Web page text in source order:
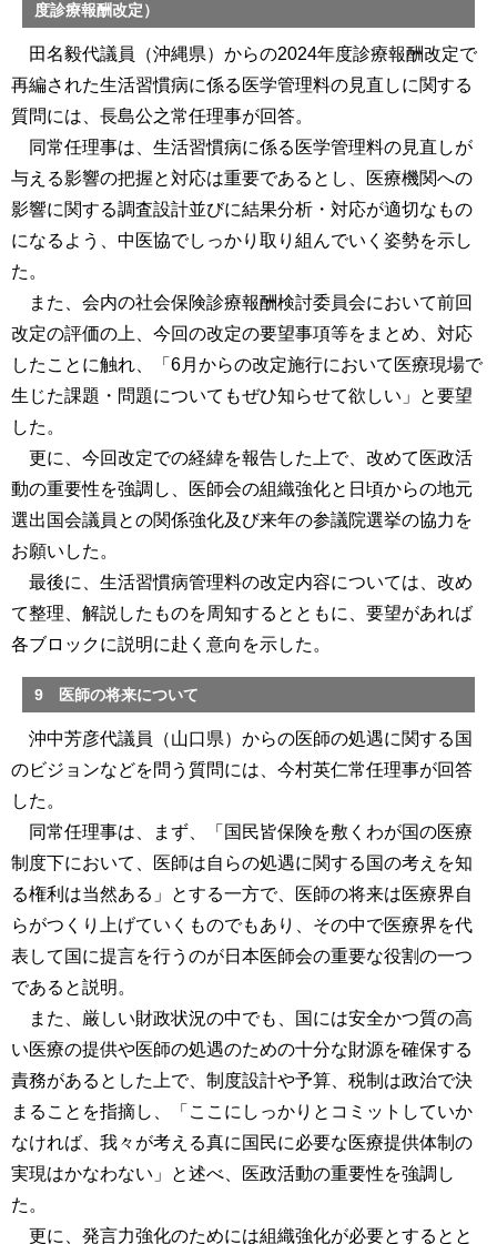
度診療報酬改定）
田名毅代議員（沖縄県）からの2024年度診療報酬改定で
再編された生活習慣病に係る医学管理料の見直しに関する
質問には、長島公之常任理事が回答。
同常任理事は、生活習慣病に係る医学管理料の見直しが
与える影響の把握と対応は重要であるとし、医療機関への
影響に関する調査設計並びに結果分析・対応が適切なもの
になるよう、中医協でしっかり取り組んでいく姿勢を示し
た。
また、会内の社会保険診療報酬検討委員会において前回
改定の評価の上、今回の改定の要望事項等をまとめ、対応
したことに触れ、「6月からの改定施行において医療現場で
生じた課題・問題についてもぜひ知らせて欲しい」と要望
した。
更に、今回改定での経緯を報告した上で、改めて医政活
動の重要性を強調し、医師会の組織強化と日頃からの地元
選出国会議員との関係強化及び来年の参議院選挙の協力を
お願いした。
最後に、生活習慣病管理料の改定内容については、改め
て整理、解説したものを周知するとともに、要望があれば
各ブロックに説明に赴く意向を示した。
9 医師の将来について
沖中芳彦代議員（山口県）からの医師の処遇に関する国
のビジョンなどを問う質問には、今村英仁常任理事が回答
した。
同常任理事は、まず、「国民皆保険を敷くわが国の医療
制度下において、医師は自らの処遇に関する国の考えを知
る権利は当然ある」とする一方で、医師の将来は医療界自
らがつくり上げていくものでもあり、その中で医療界を代
表して国に提言を行うのが日本医師会の重要な役割の一つ
であると説明。
また、厳しい財政状況の中でも、国には安全かつ質の高
い医療の提供や医師の処遇のための十分な財源を確保する
責務があるとした上で、制度設計や予算、税制は政治で決
まることを指摘し、「ここにしっかりとコミットしていか
なければ、我々が考える真に国民に必要な医療提供体制の
実現はかなわない」と述べ、医政活動の重要性を強調し
た。
更に、発言力強化のためには組織強化が必要とするとと